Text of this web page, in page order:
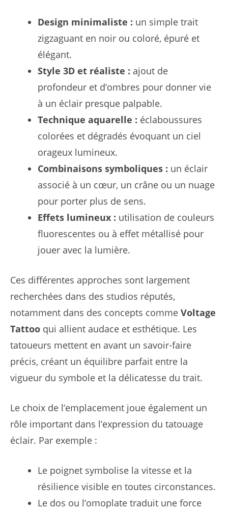
Design minimaliste : un simple trait
zigzaguant en noir ou coloré, épuré et
élégant.
Style 3D et réaliste : ajout de
profondeur et d’ombres pour donner vie
à un éclair presque palpable.
Technique aquarelle : éclaboussures
colorées et dégradés évoquant un ciel
orageux lumineux.
Combinaisons symboliques : un éclair
associé à un cœur, un crâne ou un nuage
pour porter plus de sens.
Effets lumineux : utilisation de couleurs
fluorescentes ou à effet métallisé pour
jouer avec la lumière.
Ces différentes approches sont largement
recherchées dans des studios réputés,
notamment dans des concepts comme Voltage
Tattoo qui allient audace et esthétique. Les
tatoueurs mettent en avant un savoir-faire
précis, créant un équilibre parfait entre la
vigueur du symbole et la délicatesse du trait.
Le choix de l’emplacement joue également un
rôle important dans l’expression du tatouage
éclair. Par exemple :
Le poignet symbolise la vitesse et la
résilience visible en toutes circonstances.
Le dos ou l’omoplate traduit une force